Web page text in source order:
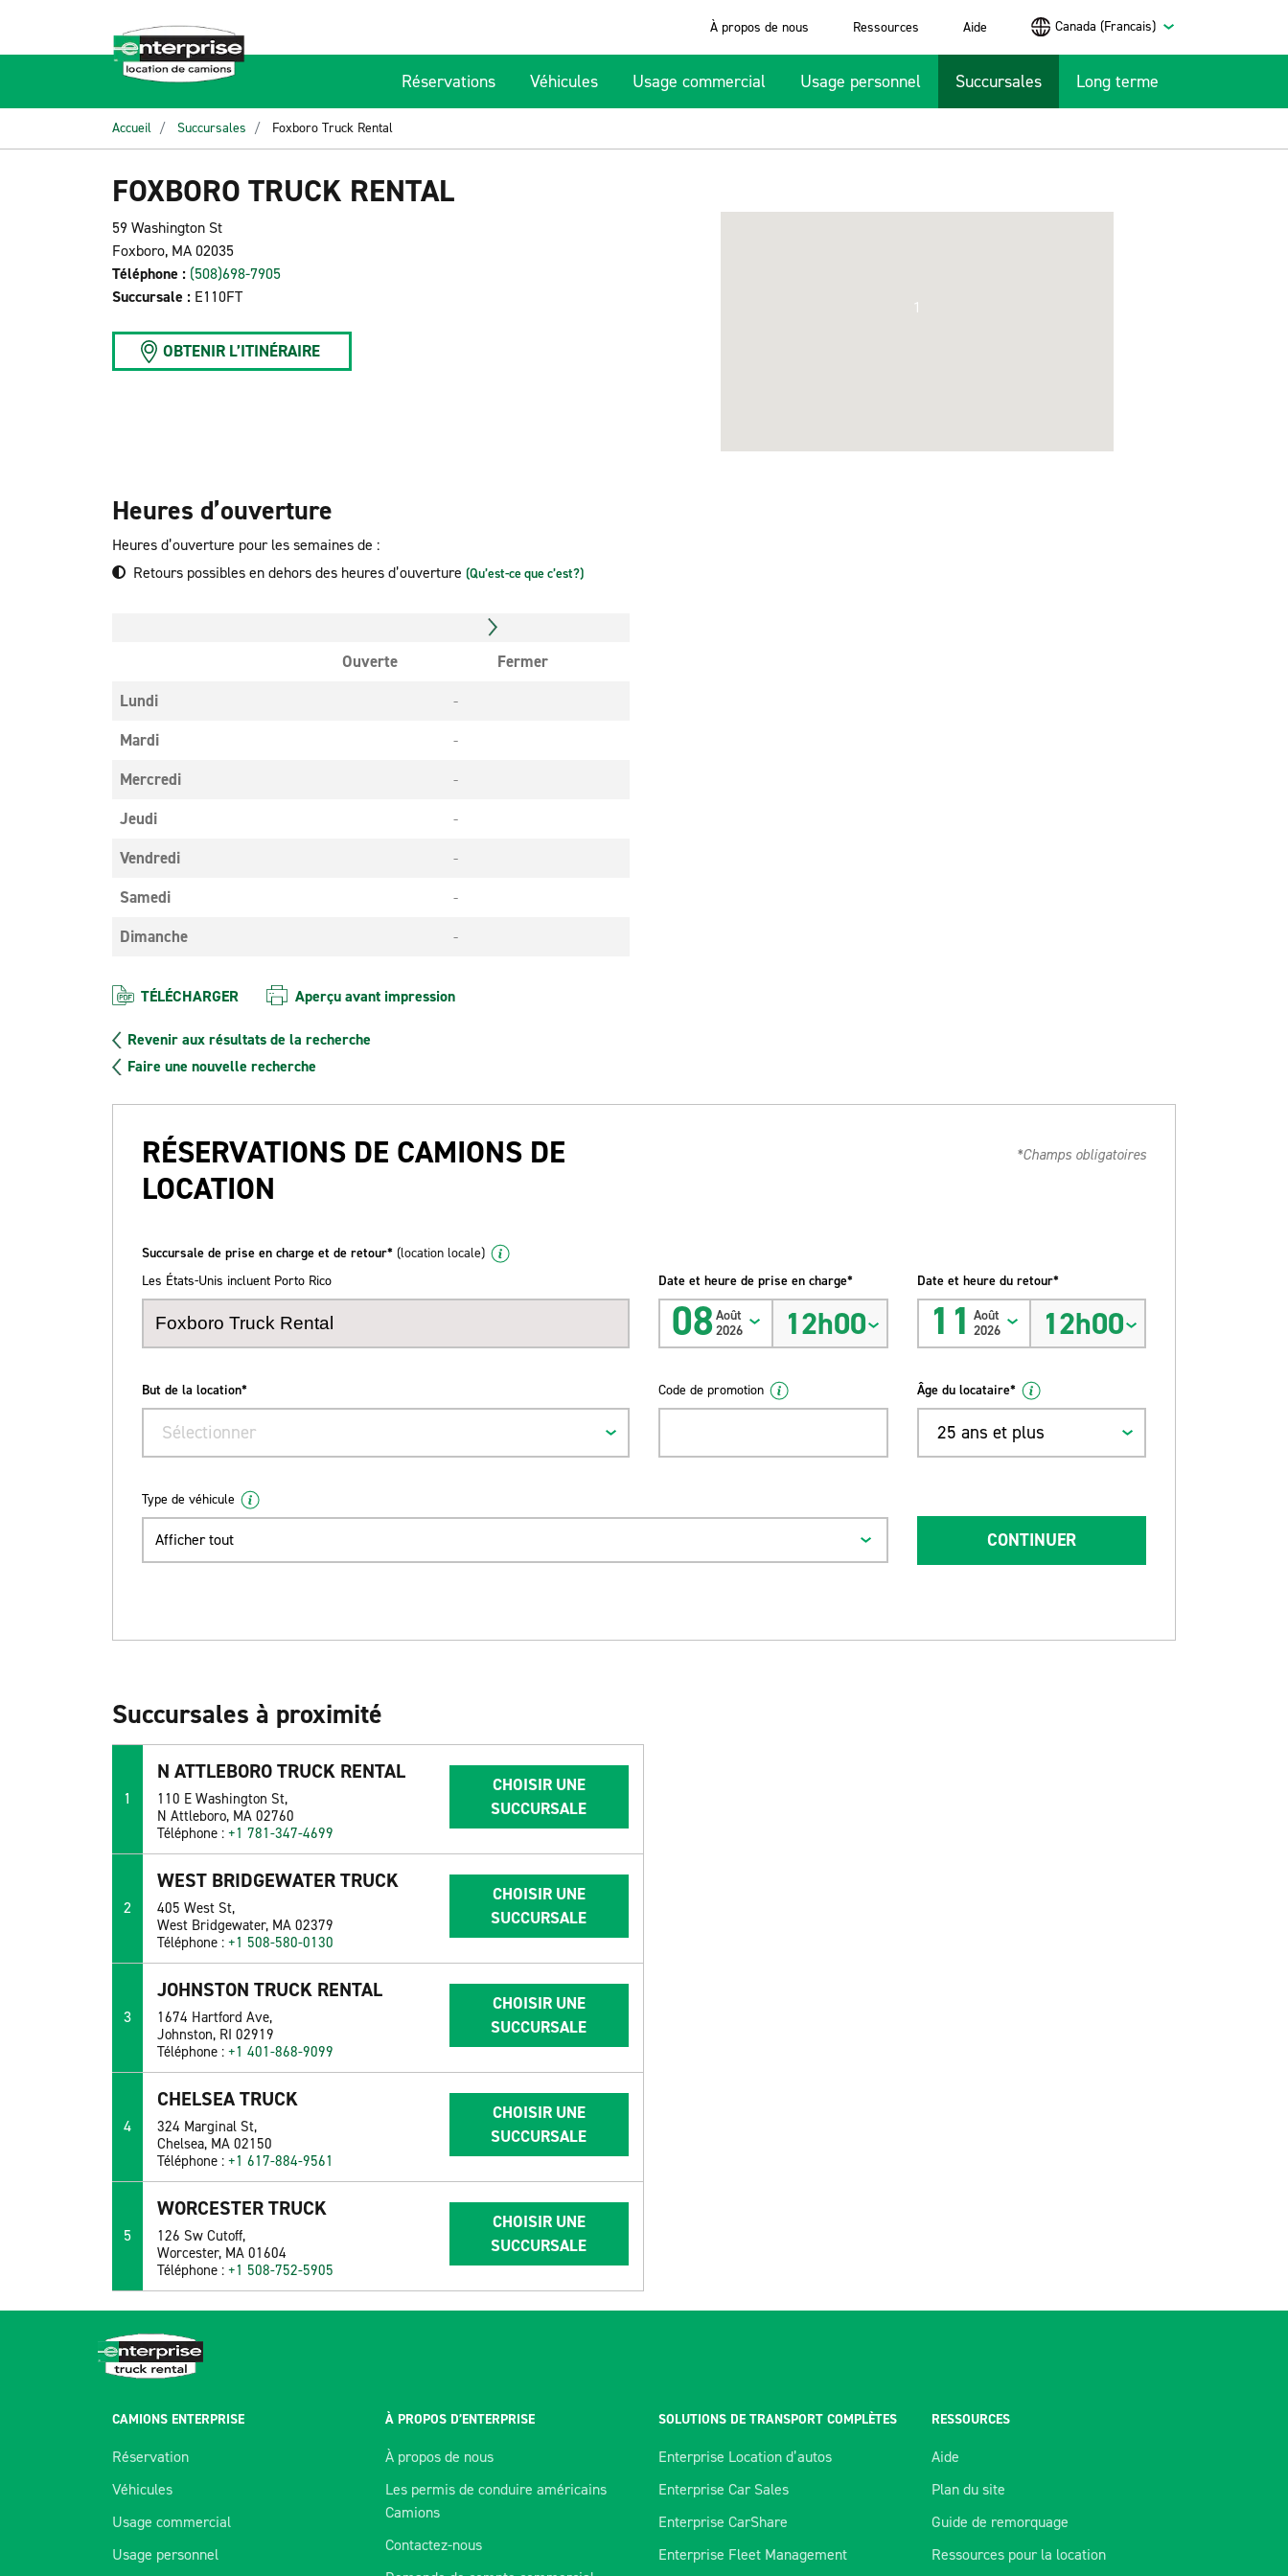
À propos de nous Ressources Aide Canada (Francais)
Réservations Véhicules Usage commercial Usage personnel Succursales Long terme
Accueil Succursales Foxboro Truck Rental
FOXBORO TRUCK RENTAL
59 Washington St
Foxboro, MA 02035
Téléphone : (508)698-7905
Succursale : E110FT
OBTENIR L’ITINÉRAIRE
1
Heures d’ouverture
Heures d’ouverture pour les semaines de :
Retours possibles en dehors des heures d’ouverture (Qu’est-ce que c’est?)
Ouverte
Fermer
Lundi
-
Mardi
-
Mercredi
-
Jeudi
-
Vendredi
-
Samedi
-
Dimanche
-
TÉLÉCHARGER Aperçu avant impression
Revenir aux résultats de la recherche
Faire une nouvelle recherche
RÉSERVATIONS DE CAMIONS DE
LOCATION
*Champs obligatoires
Succursale de prise en charge et de retour* (location locale)
Les États-Unis incluent Porto Rico
Date et heure de prise en charge*
08Août
2026
12h00
Date et heure du retour*
11 Août
2026
12h00
But de la location*
Sélectionner
Code de promotion Âge du locataire*
25 ans et plus
Type de véhicule
Afficher tout CONTINUER
Succursales à proximité
1
N ATTLEBORO TRUCK RENTAL
110 E Washington St,
N Attleboro, MA 02760
Téléphone :+1 781-347-4699
CHOISIR UNE
SUCCURSALE
2
WEST BRIDGEWATER TRUCK
405 West St,
West Bridgewater, MA 02379
Téléphone :+1 508-580-0130
CHOISIR UNE
SUCCURSALE
3
JOHNSTON TRUCK RENTAL
1674 Hartford Ave,
Johnston, RI 02919
Téléphone :+1 401-868-9099
CHOISIR UNE
SUCCURSALE
4
CHELSEA TRUCK
324 Marginal St,
Chelsea, MA 02150
Téléphone :+1 617-884-9561
CHOISIR UNE
SUCCURSALE
5
WORCESTER TRUCK
126 Sw Cutoff,
Worcester, MA 01604
Téléphone :+1 508-752-5905
CHOISIR UNE
SUCCURSALE
CAMIONS ENTERPRISE
Réservation
Véhicules
Usage commercial
Usage personnel
À PROPOS D’ENTERPRISE
À propos de nous
Les permis de conduire américains
Camions
Contactez-nous
SOLUTIONS DE TRANSPORT COMPLÈTES
Enterprise Location d’autos
Enterprise Car Sales
Enterprise CarShare
Enterprise Fleet Management
RESSOURCES
Aide
Plan du site
Guide de remorquage
Ressources pour la location